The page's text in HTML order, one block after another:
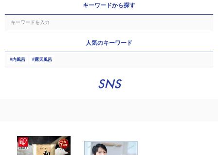
キーワードから探す
人気のキーワード
内風呂 露天風呂
SNS